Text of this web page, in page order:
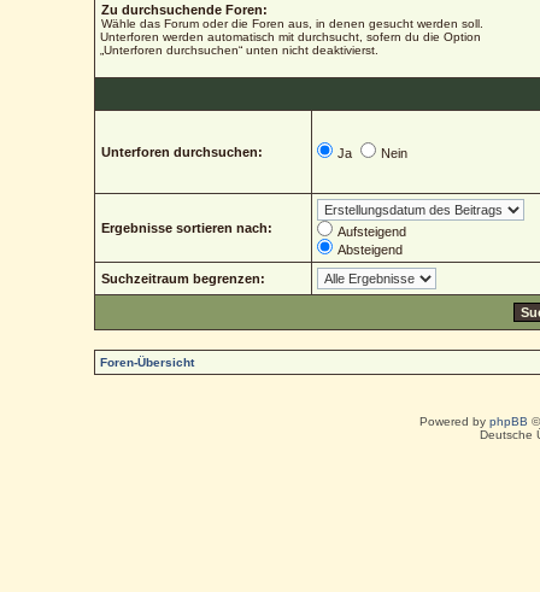
Zu durchsuchende Foren:
Wähle das Forum oder die Foren aus, in denen gesucht werden soll.
Unterforen werden automatisch mit durchsucht, sofern du die Option
„Unterforen durchsuchen“ unten nicht deaktivierst.
Unterforen durchsuchen: Ja Nein
Ergebnisse sortieren nach:
Aufsteigend
Absteigend
Suchzeitraum begrenzen:
Foren-Übersicht
Powered by phpBB
Deutsche